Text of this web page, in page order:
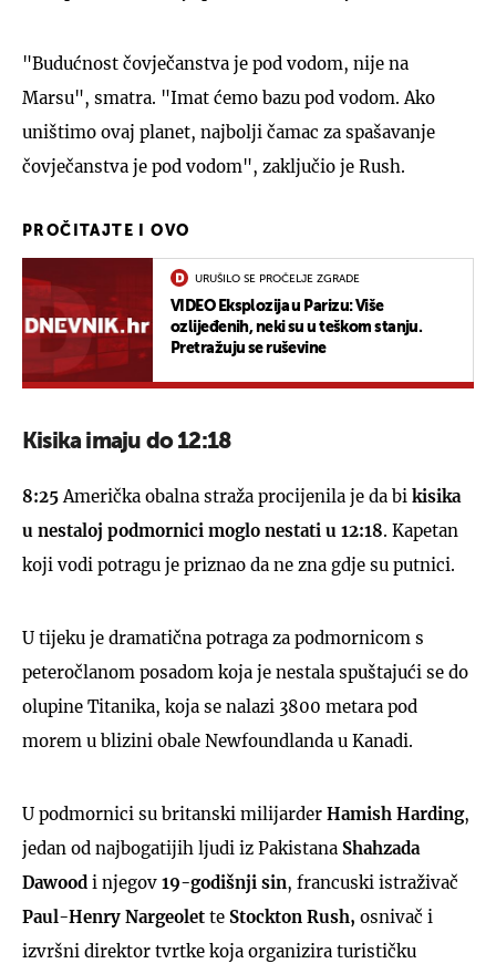
"Budućnost čovječanstva je pod vodom, nije na
Marsu", smatra. "Imat ćemo bazu pod vodom. Ako
uništimo ovaj planet, najbolji čamac za spašavanje
čovječanstva je pod vodom", zaključio je Rush.
PROČITAJTE I OVO
URUŠILO SE PROČELJE ZGRADE
VIDEO Eksplozija u Parizu: Više
ozlijeđenih, neki su u teškom stanju.
Pretražuju se ruševine
Kisika imaju do 12:18
8:25Američka obalna straža procijenila je da bi kisika
u nestaloj podmornici moglo nestati u 12:18. Kapetan
koji vodi potragu je priznao da ne zna gdje su putnici.
U tijeku je dramatična potraga za podmornicom s
peteročlanom posadom koja je nestala spuštajući se do
olupine Titanika, koja se nalazi 3800 metara pod
morem u blizini obale Newfoundlanda u Kanadi.
U podmornici su britanski milijarder Hamish Harding,
jedan od najbogatijih ljudi iz Pakistana Shahzada
Dawood i njegov 19-godišnji sin, francuski istraživač
Paul-Henry Nargeolet te Stockton Rush, osnivač i
izvršni direktor tvrtke koja organizira turističku